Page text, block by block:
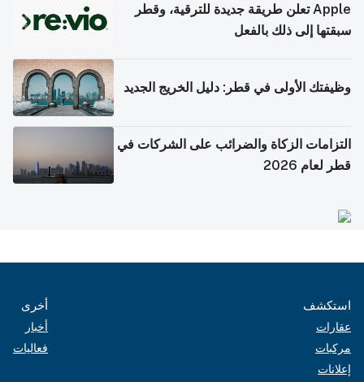
Apple تعلن طريقة جديدة للترقية، وقطر
سبقتها إلى ذلك بالفعل
وظيفتك الأولى في قطر: دليل الخريج الجديد
التزامات الزكاة والضرائب على الشركات في
قطر لعام 2026
استكشف
عقارات
مركبات
إعلانات
أخرى
أخبار
فعاليات